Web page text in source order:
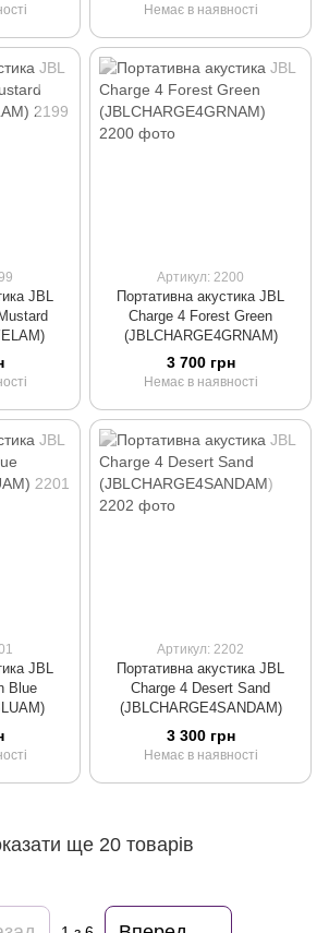
Немає в наявності
JBL
Артикул: 2200
Портативна акустика JBL
Charge 4 Forest Green
(JBLCHARGE4GRNAM)
3 700 грн
Немає в наявності
JBL
Blue
Артикул: 2202
Портативна акустика JBL
Charge 4 Desert Sand
(JBLCHARGE4SANDAM)
3 300 грн
Немає в наявності
ще 20 товарів